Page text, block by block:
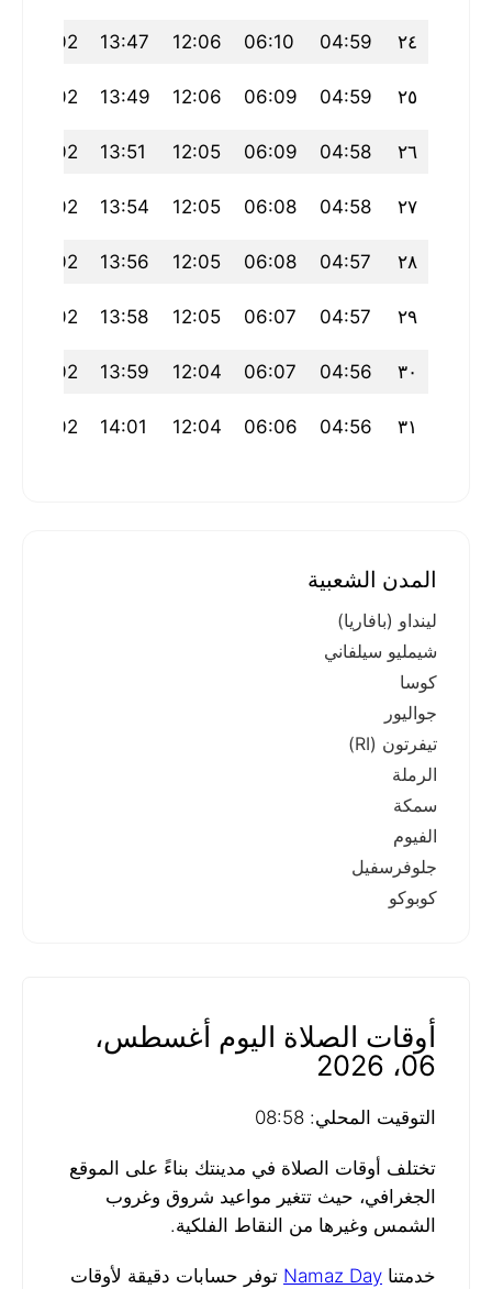
٢٤ 04:59
06:10
12:06
13:47
18:02
٢٥ 04:59
06:09
12:06
13:49
18:02
٢٦ 04:58
06:09
12:05
13:51
18:02
٢٧ 04:58
06:08
12:05
13:54
18:02
٢٨ 04:57
06:08
12:05
13:56
18:02
٢٩ 04:57
06:07
12:05
13:58
18:02
٣٠ 04:56
06:07
12:04
13:59
18:02
٣١ 04:56
06:06
12:04
14:01
18:02
المدن الشعبية
لينداو (بافاريا)
شيمليو سيلفاني
كوسا
جواليور
تيفرتون (RI)
الرملة
سمكة
الفيوم
جلوفرسفيل
كوبوكو
أوقات الصلاة اليوم أغسطس،
06، 2026
التوقيت المحلي: 08:58
تختلف أوقات الصلاة في مدينتك بناءً على الموقع
الجغرافي، حيث تتغير مواعيد شروق وغروب
الشمس وغيرها من النقاط الفلكية.
خدمتنا Namaz Day توفر حسابات دقيقة لأوقات